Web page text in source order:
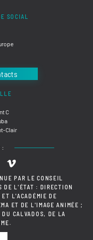
SOCIAL
C
Clair
:
PAR LE CONSEIL
DE L'ÉTAT : DIRECTION
L'ACADÉMIE DE
ET DE L'IMAGE ANIMÉE ;
CALVADOS, DE LA